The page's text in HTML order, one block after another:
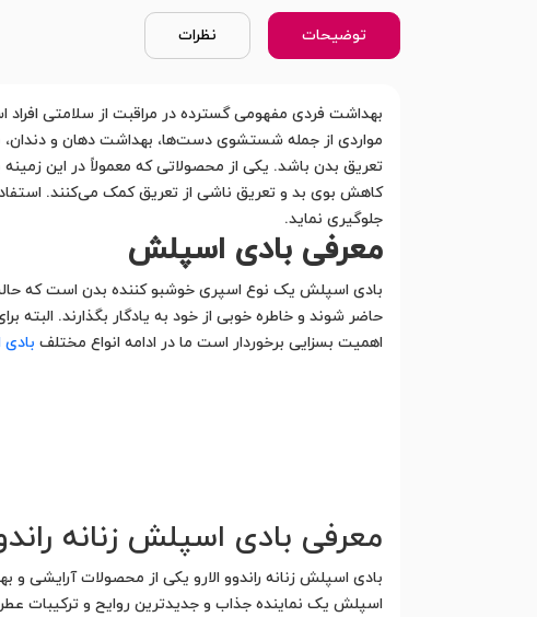
توضیحات نظرات
بهداشت فردی مفهومی گسترده در مراقبت از سلامتی
مواردی از جمله شستشوی دست‌ها، بهداشت دهان و
تعریق بدن باشد. یکی از محصولاتی که معمولاً در این
کاهش بوی بد و تعریق ناشی از تعریق کمک می‌کنند.
جلوگیری نماید.
معرفی بادی اسپلش
بادی اسپلش یک نوع اسپری خوشبو کننده بدن است که
حاضر شوند و خاطره خوبی از خود به یادگار بگذارند. البته
اهمیت بسزایی برخوردار است ما در ادامه انواع مختلف
معرفی بادی اسپلش زنانه
بادی اسپلش زنانه راندوو الارو یکی از محصولات آرایشی
اسپلش یک نماینده جذاب و جدیدترین روایح و ترکیبات